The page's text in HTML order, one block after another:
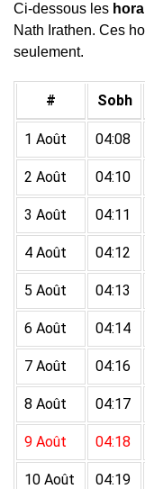
Ci-dessous les
Nath Irathen. Ces
seulement.
# Sobh
1 Août 04:08
2 Août 04:10
3 Août 04:11
4 Août 04:12
5 Août 04:13
6 Août 04:14
7 Août 04:16
8 Août 04:17
9 Août 04:18
10 Août 04:19